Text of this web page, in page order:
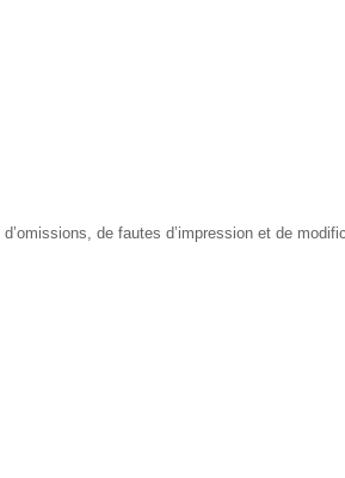
de fautes d’impression et de